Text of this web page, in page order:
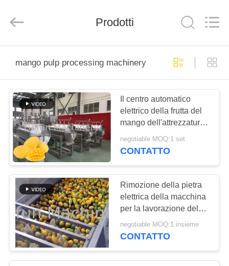
PRODOTTI
VIDEO
MOSTRA
VR
CIRCA
NOI
GIRO
Machinery
Rights
Prodotti
mango pulp processing machinery
Il centro automatico
elettrico della frutta del
mango dell'attrezzatura
di elaborazione del
mango che rimuove
negotiable MOQ:1 set
CONTATTO
Rimozione della pietra
elettrica della macchina
per la lavorazione del
succo di mango fresco
5T/H
negotiable MOQ:1 insieme
CONTATTO